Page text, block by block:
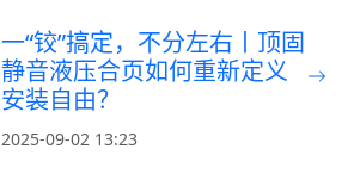
一“铰”搞定，不分左右丨顶固
静音液压合页如何重新定义
安装自由？
2025-09-02 13:23